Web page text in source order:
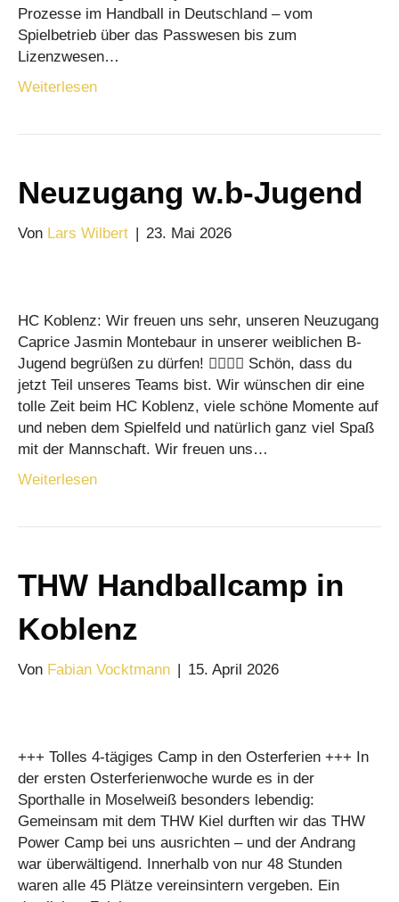
Prozesse im Handball in Deutschland – vom
Spielbetrieb über das Passwesen bis zum
Lizenzwesen…
Weiterlesen
Neuzugang w.b-Jugend
Von Lars Wilbert | 23. Mai 2026
HC Koblenz: Wir freuen uns sehr, unseren Neuzugang
Caprice Jasmin Montebaur in unserer weiblichen B-
Jugend begrüßen zu dürfen! 🤾‍♀️❤️‍🔥 Schön, dass du
jetzt Teil unseres Teams bist. Wir wünschen dir eine
tolle Zeit beim HC Koblenz, viele schöne Momente auf
und neben dem Spielfeld und natürlich ganz viel Spaß
mit der Mannschaft. Wir freuen uns…
Weiterlesen
THW Handballcamp in
Koblenz
Von Fabian Vocktmann | 15. April 2026
+++ Tolles 4-tägiges Camp in den Osterferien +++ In
der ersten Osterferienwoche wurde es in der
Sporthalle in Moselweiß besonders lebendig:
Gemeinsam mit dem THW Kiel durften wir das THW
Power Camp bei uns ausrichten – und der Andrang
war überwältigend. Innerhalb von nur 48 Stunden
waren alle 45 Plätze vereinsintern vergeben. Ein